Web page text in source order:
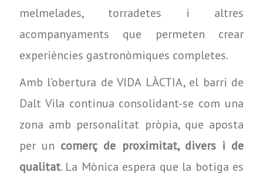
melmelades, torradetes i altres
acompanyaments que permeten crear
experiències gastronòmiques completes.
Amb l’obertura de VIDA LÀCTIA, el barri de
Dalt Vila continua consolidant-se com una
zona amb personalitat pròpia, que aposta
per un comerç de proximitat, divers i de
qualitat. La Mònica espera que la botiga es